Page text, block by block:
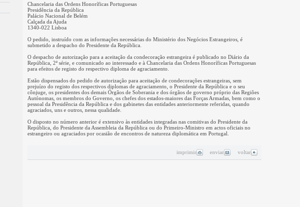
Chancelaria das Ordens Honoríficas Portuguesas
Presidência da República
Palácio Nacional de Belém
Calçada da Ajuda
1340-022 Lisboa
O pedido, instruído com as informações necessárias do Ministério dos Negócios Estrangeiros, é
submetido a despacho do Presidente da República.
O despacho de autorização para a aceitação da condecoração estrangeira é publicado no Diário da
República, 2ª série, e comunicado ao interessado e à Chancelaria das Ordens Honoríficas Portuguesas
para efeitos de registo do respectivo diploma de agraciamento.
Estão dispensados do pedido de autorização para aceitação de condecorações estrangeiras, sem
prejuízo do registo dos respectivos diplomas de agraciamento, o Presidente da República e o seu
cônjuge, os presidentes dos demais Órgãos de Soberania e dos órgãos de governo próprio das Regiões
Autónomas, os membros do Governo, os chefes dos estados-maiores das Forças Armadas, bem como o
pessoal da Presidência da República e dos gabinetes das entidades anteriormente referidas, quando
agraciados, uns e outros, nessa qualidade.
O disposto no número anterior é extensivo às entidades integradas nas comitivas do Presidente da
República, do Presidente da Assembleia da República ou do Primeiro-Ministro em actos oficiais no
estrangeiro ou agraciados por ocasião de encontros de natureza diplomática em Portugal.
imprimir enviar voltar